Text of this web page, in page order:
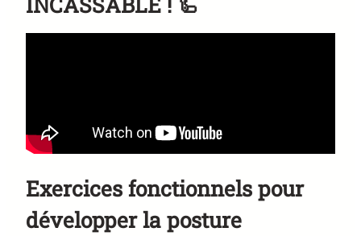
Exercices fonctionnels pour
développer la posture